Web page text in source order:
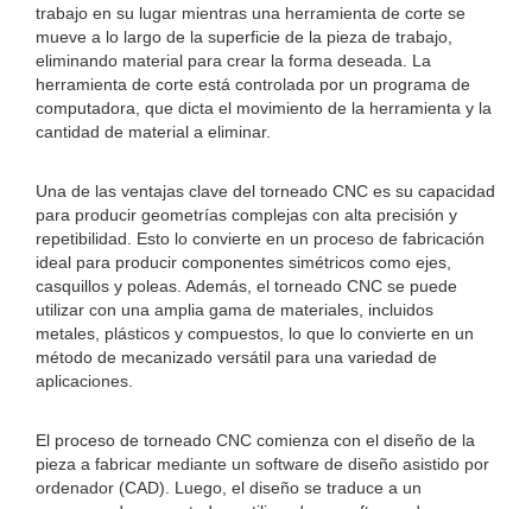
trabajo en su lugar mientras una herramienta de corte se
mueve a lo largo de la superficie de la pieza de trabajo,
eliminando material para crear la forma deseada. La
herramienta de corte está controlada por un programa de
computadora, que dicta el movimiento de la herramienta y la
cantidad de material a eliminar.
Una de las ventajas clave del torneado CNC es su capacidad
para producir geometrías complejas con alta precisión y
repetibilidad. Esto lo convierte en un proceso de fabricación
ideal para producir componentes simétricos como ejes,
casquillos y poleas. Además, el torneado CNC se puede
utilizar con una amplia gama de materiales, incluidos
metales, plásticos y compuestos, lo que lo convierte en un
método de mecanizado versátil para una variedad de
aplicaciones.
El proceso de torneado CNC comienza con el diseño de la
pieza a fabricar mediante un software de diseño asistido por
ordenador (CAD). Luego, el diseño se traduce a un